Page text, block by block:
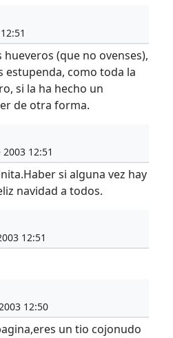
hueveros (que no ovenses),
estupenda, como toda la
si la ha hecho un
de otra forma.
12:51
si alguna vez hay
navidad a todos.
12:51
12:50
un tio cojonudo